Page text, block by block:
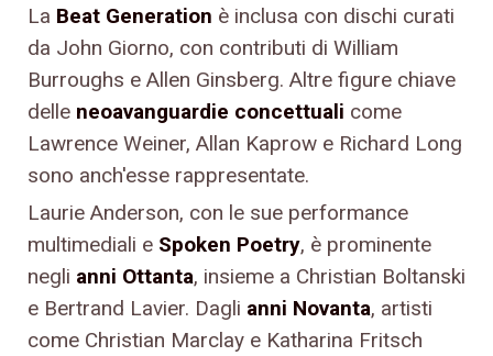
La Beat Generation è inclusa con dischi curati
da John Giorno, con contributi di William
Burroughs e Allen Ginsberg. Altre figure chiave
delle neoavanguardie concettuali come
Lawrence Weiner, Allan Kaprow e Richard Long
sono anch'esse rappresentate.
Laurie Anderson, con le sue performance
multimediali e Spoken Poetry, è prominente
negli anni Ottanta, insieme a Christian Boltanski
e Bertrand Lavier. Dagli anni Novanta, artisti
come Christian Marclay e Katharina Fritsch